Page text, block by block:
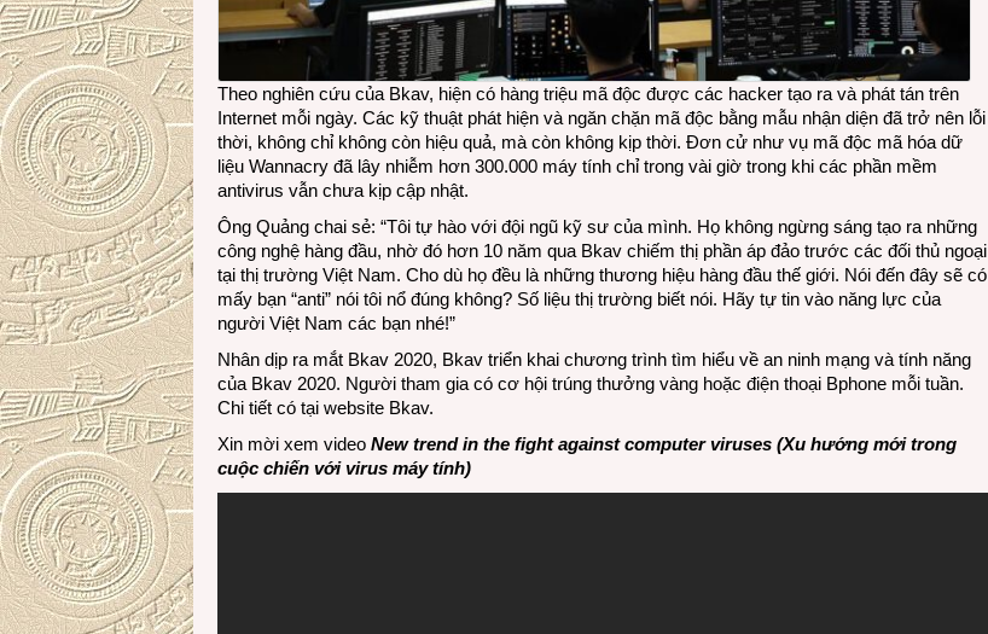
Theo nghiên cứu của Bkav, hiện có hàng triệu mã độc được các hacker tạo ra và phát tán trên
Internet mỗi ngày. Các kỹ thuật phát hiện và ngăn chặn mã độc bằng mẫu nhận diện đã trở nên lỗi
thời, không chỉ không còn hiệu quả, mà còn không kịp thời. Đơn cử như vụ mã độc mã hóa dữ
liệu Wannacry đã lây nhiễm hơn 300.000 máy tính chỉ trong vài giờ trong khi các phần mềm
antivirus vẫn chưa kịp cập nhật.
Ông Quảng chai sẻ: “Tôi tự hào với đội ngũ kỹ sư của mình. Họ không ngừng sáng tạo ra những
công nghệ hàng đầu, nhờ đó hơn 10 năm qua Bkav chiếm thị phần áp đảo trước các đối thủ ngoại
tại thị trường Việt Nam. Cho dù họ đều là những thương hiệu hàng đầu thế giới. Nói đến đây sẽ có
mấy bạn “anti” nói tôi nổ đúng không? Số liệu thị trường biết nói. Hãy tự tin vào năng lực của
người Việt Nam các bạn nhé!”
Nhân dịp ra mắt Bkav 2020, Bkav triển khai chương trình tìm hiểu về an ninh mạng và tính năng
của Bkav 2020. Người tham gia có cơ hội trúng thưởng vàng hoặc điện thoại Bphone mỗi tuần.
Chi tiết có tại website Bkav.
Xin mời xem video New trend in the fight against computer viruses (Xu hướng mới trong
cuộc chiến với virus máy tính)